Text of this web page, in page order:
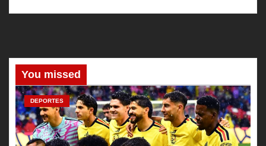
You missed
DEPORTES